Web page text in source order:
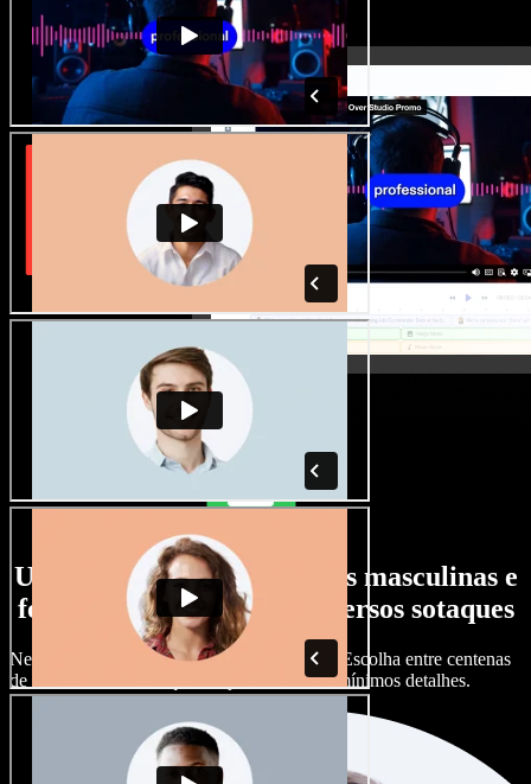
Uma ampla seleção de vozes masculinas e
femininas, com os mais diversos sotaques
Nenhum projeto precisa soar igual ao outro. Escolha entre centenas
de vozes de IA e sotaques e ajuste tudo nos mínimos detalhes.